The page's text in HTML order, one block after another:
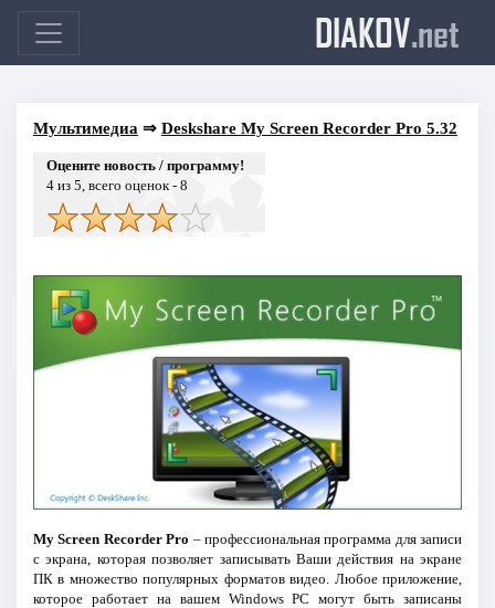
DIAKOV.net
Мультимедиа ⇒ Deskshare My Screen Recorder Pro 5.32
Оцените новость / программу!
4из 5, всего оценок - 8
My Screen Recorder Pro – профессиональная программа для записи
с экрана, которая позволяет записывать Ваши действия на экране
ПК в множество популярных форматов видео. Любое приложение,
которое работает на вашем Windows PC могут быть записаны